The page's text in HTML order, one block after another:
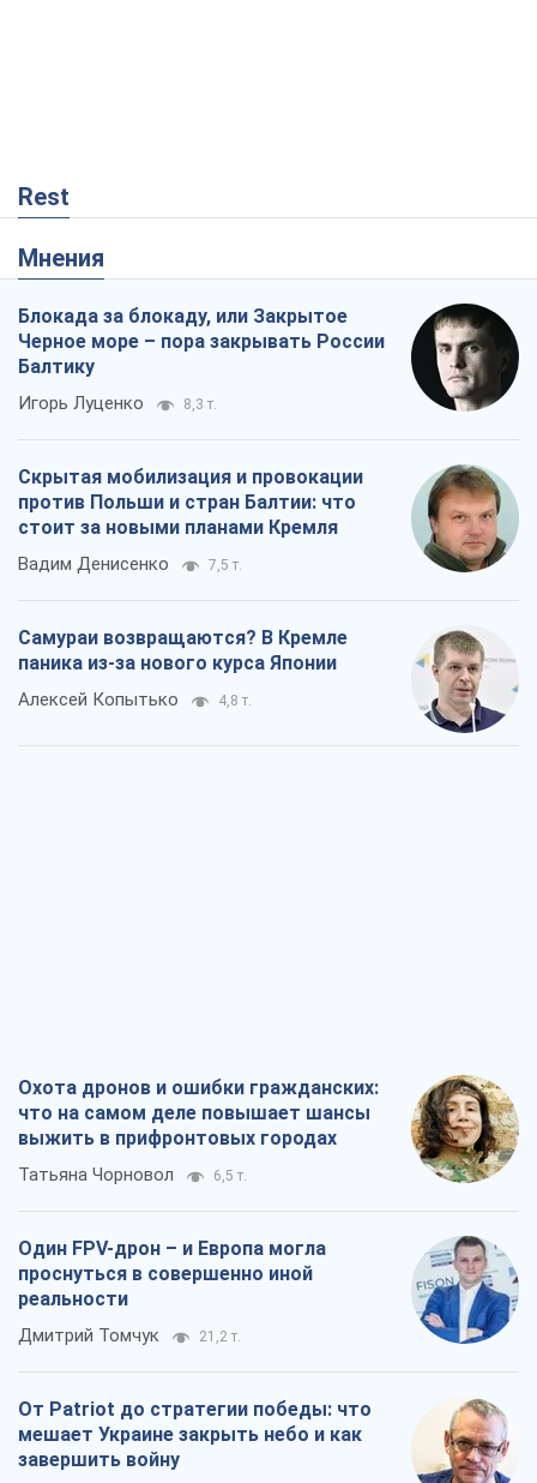
Rest
Мнения
Блокада за блокаду, или Закрытое
Черное море – пора закрывать России
Балтику
Игорь Луценко 8,3 т.
Скрытая мобилизация и провокации
против Польши и стран Балтии: что
стоит за новыми планами Кремля
Вадим Денисенко 7,5 т.
Самураи возвращаются? В Кремле
паника из-за нового курса Японии
Алексей Копытько 4,8 т.
Охота дронов и ошибки гражданских:
что на самом деле повышает шансы
выжить в прифронтовых городах
Татьяна Чорновол 6,5 т.
Один FPV-дрон – и Европа могла
проснуться в совершенно иной
реальности
Дмитрий Томчук 21,2 т.
От Patriot до стратегии победы: что
мешает Украине закрыть небо и как
завершить войну